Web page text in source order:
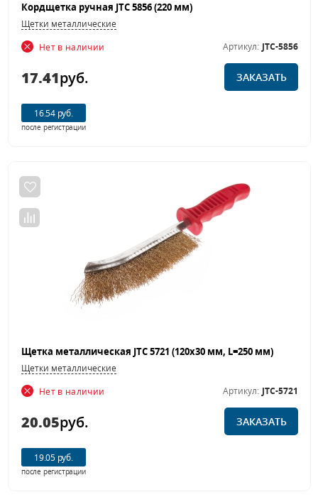
Кордщетка ручная JTC 5856 (220 мм)
Щетки металлические
Нет в наличии
Артикул: JTC-5856
17.41руб. ЗАКАЗАТЬ
16.54 руб.
после регистрации
Щетка металлическая JTC 5721 (120х30 мм, L=250 мм)
Щетки металлические
Нет в наличии
Артикул: JTC-5721
20.05руб. ЗАКАЗАТЬ
19.05 руб.
после регистрации